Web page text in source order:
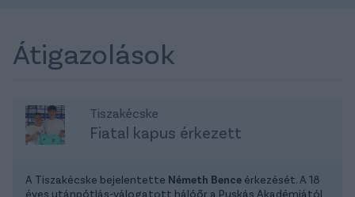
Átigazolások
Tiszakécske
Fiatal kapus érkezett
A Tiszakécske bejelentette Németh Bence érkezését. A 18
éves utánpótlás-válogatott hálóőr a Puskás Akadémiától